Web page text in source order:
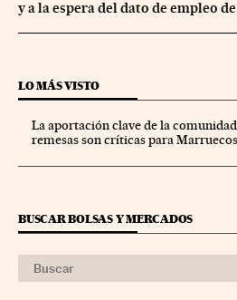
y a la espera del dato de empleo de
LO MÁS VISTO
La aportación clave de la
remesas son críticas para
BUSCAR BOLSAS Y MERCADOS